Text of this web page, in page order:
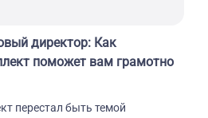
директор: Как
поможет вам грамотно
перестал быть темой